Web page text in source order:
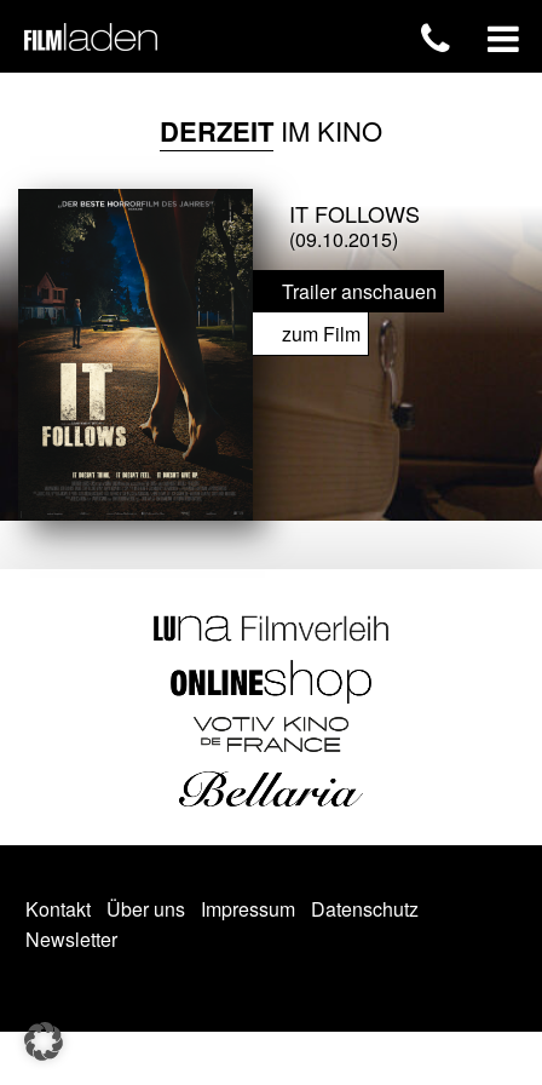
DERZEITIM KINO
IT FOLLOWS
(09.10.2015)
Trailer anschauen
zum Film
Kontakt Über uns Impressum
Datenschutz
Newsletter